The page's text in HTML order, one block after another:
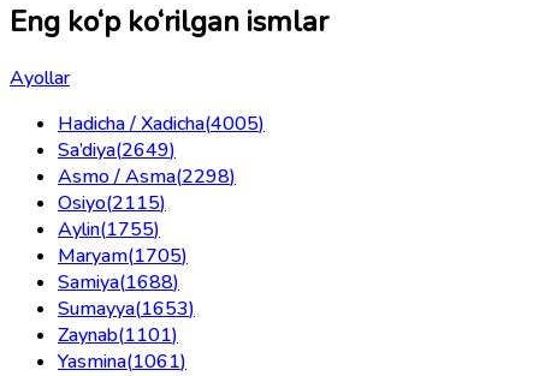
Eng ko‘p ko‘rilgan ismlar
Ayollar
Hadicha / Xadicha(4005)
Sa’diya(2649)
Asmo / Asma(2298)
Osiyo(2115)
Aylin(1755)
Maryam(1705)
Samiya(1688)
Sumayya(1653)
Zaynab(1101)
Yasmina(1061)